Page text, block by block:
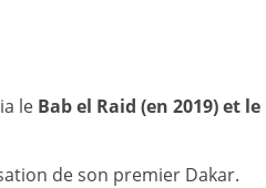
le Bab el Raid (en 2019) et
de son premier Dakar.